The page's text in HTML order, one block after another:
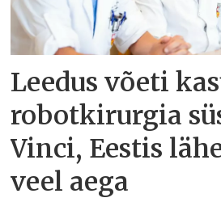
Leedus võeti
robotkirurgia
Vinci, Eestis
veel aega